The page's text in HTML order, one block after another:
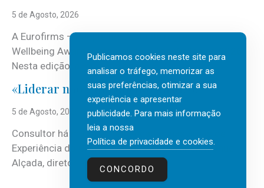
5 de Agosto, 2026
A Eurofirms – People first está de regresso aos
Wellbeing Awards, integrando o Top Wellbeing 2026.
Nesta edição, a multinacional...
«Liderar não é um talento místico.»
5 de Agosto, 2026
Consultor há mais de três décadas nas áreas de
Experiência do Cliente, Vendas e Liderança, Manuel
Alçada, diretor executivo da...
Publicamos cookies neste site para
analisar o tráfego, memorizar as
suas preferências, otimizar a sua
experiência e apresentar
publicidade. Para mais informação
leia a nossa
Política de privacidade e cookies.
CONCORDO